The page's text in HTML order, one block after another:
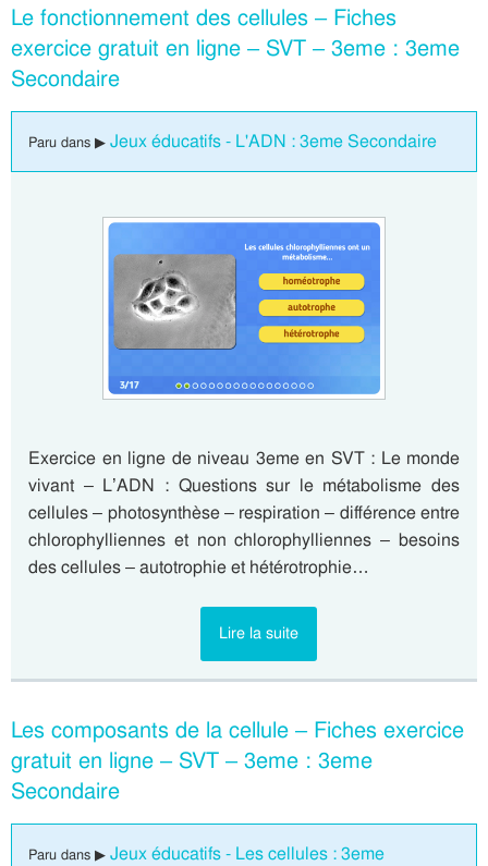
Le fonctionnement des cellules – Fiches
exercice gratuit en ligne – SVT – 3eme : 3eme
Secondaire
Paru dans ▶ Jeux éducatifs - L'ADN : 3eme Secondaire
Exercice en ligne de niveau 3eme en SVT : Le monde
vivant – L’ADN : Questions sur le métabolisme des
cellules – photosynthèse – respiration – différence entre
chlorophylliennes et non chlorophylliennes – besoins
des cellules – autotrophie et hétérotrophie…
Lire la suite
Les composants de la cellule – Fiches exercice
gratuit en ligne – SVT – 3eme : 3eme
Secondaire
Paru dans ▶ Jeux éducatifs - Les cellules : 3eme